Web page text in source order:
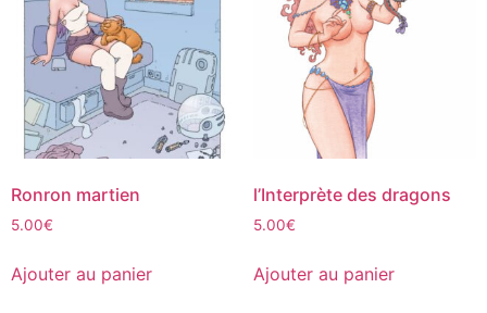
Ronron martien
5.00€
Ajouter au panier
l’Interprète des dragons
5.00€
Ajouter au panier